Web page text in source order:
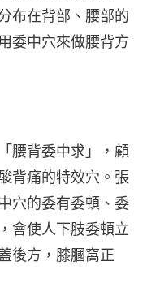
布在背部、腰部的
委中穴來做腰背方
腰背委中求」，顧
背痛的特效穴。張
穴的委有委頓、委
會使人下肢委頓立
後方，膝膕窩正